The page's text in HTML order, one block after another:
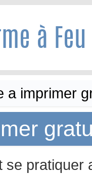
à Feu
a imprimer
se pratiquer